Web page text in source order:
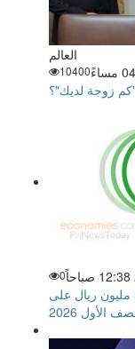
العالم
10400
زوجة لديك"؟
0
أسمنت المدينة السعودية تقرر توزيع 56 مليون ريال على
2026